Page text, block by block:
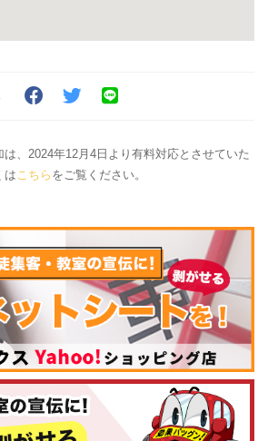
、2024年12月4日より有料対応とさせていた
は こちら をご覧ください。